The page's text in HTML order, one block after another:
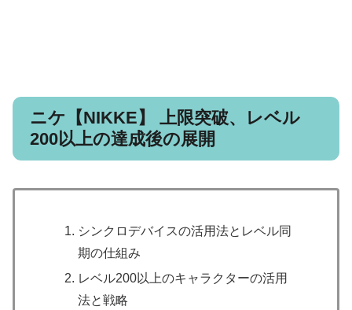
ニケ【NIKKE】 上限突破、レベル
200以上の達成後の展開
シンクロデバイスの活用法とレベル同
期の仕組み
レベル200以上のキャラクターの活用
法と戦略